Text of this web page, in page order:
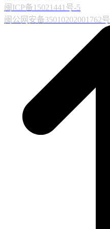
闽ICP备15021441号-5
闽公网安备35010202001762号